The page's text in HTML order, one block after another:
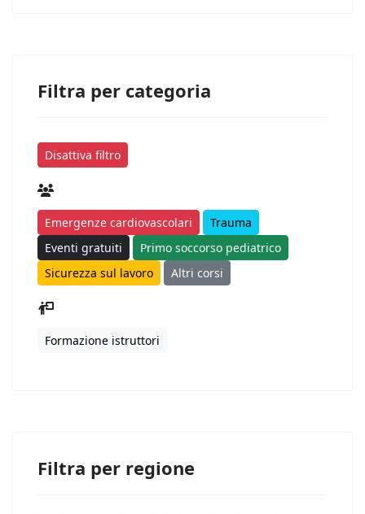
Filtra per categoria
Disattiva filtro
Emergenze cardiovascolari
Trauma
Eventi gratuiti
Primo soccorso pediatrico
Sicurezza sul lavoro
Altri corsi
Formazione istruttori
Filtra per regione